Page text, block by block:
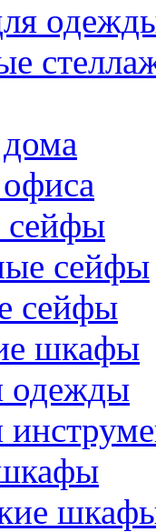
сейфы
сейфы
сейфы
шкафы
одежды